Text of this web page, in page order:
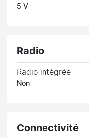
5 V
Radio
Radio intégrée
Non
Connectivité